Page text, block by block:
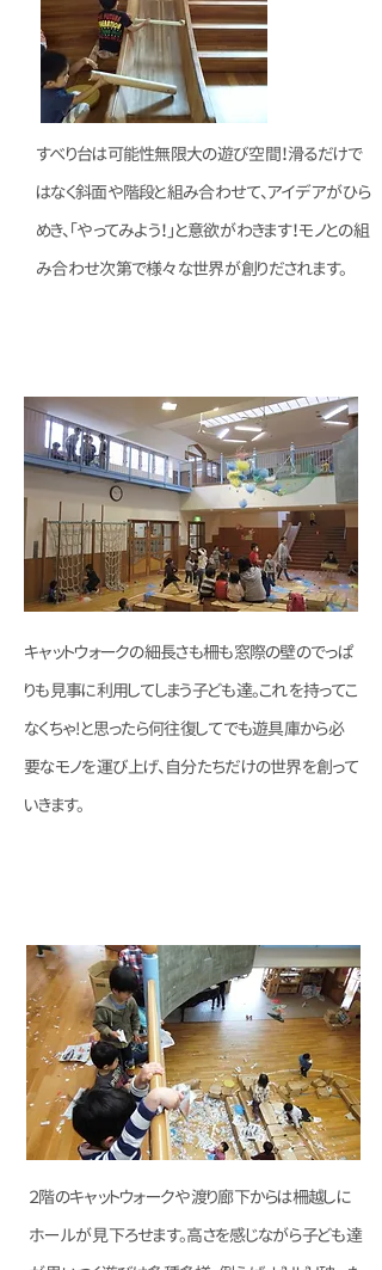
すべり台は可能性無限大の遊び空間！滑るだけで
はなく斜面や階段と組み合わせて、アイデアがひら
めき、「やってみよう！」と意欲がわきます！モノとの組
み合わせ次第で様々な世界が創りだされます。
キャットウォークの細長さも柵も窓際の壁のでっぱ
りも見事に利用してしまう子ども達。これを持ってこ
なくちゃ!と思ったら何往復してでも遊具庫から必
要なモノを運び上げ、自分たちだけの世界を創って
いきます。
２階のキャットウォークや渡り廊下からは柵越しに
ホールが見下ろせます。高さを感じながら子ども達